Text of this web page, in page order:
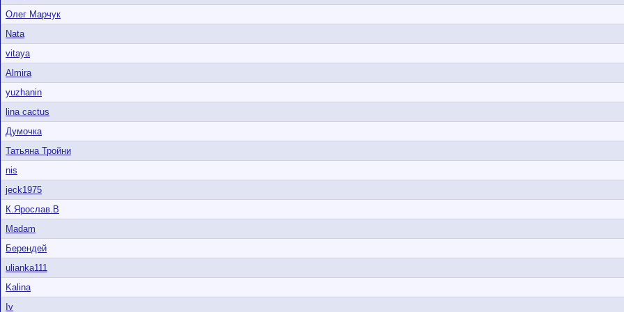
Олег Марчук
Nata
vitaya
Almira
yuzhanin
lina cactus
Думочка
Татьяна Тройни
nis
jeck1975
К.Ярослав.В
Madam
Берендей
ulianka111
Kalina
Iv